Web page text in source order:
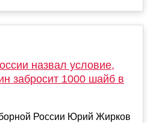
назвал условие,
забросит 1000 шайб в
России Юрий Жирков